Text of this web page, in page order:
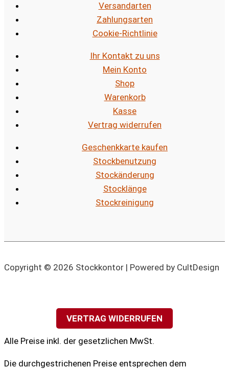
Versandarten
Zahlungsarten
Cookie-Richtlinie
Ihr Kontakt zu uns
Mein Konto
Shop
Warenkorb
Kasse
Vertrag widerrufen
Geschenkkarte kaufen
Stockbenutzung
Stockänderung
Stocklänge
Stockreinigung
Copyright © 2026 Stockkontor | Powered by CultDesign
VERTRAG WIDERRUFEN
Alle Preise inkl. der gesetzlichen MwSt.
Die durchgestrichenen Preise entsprechen dem